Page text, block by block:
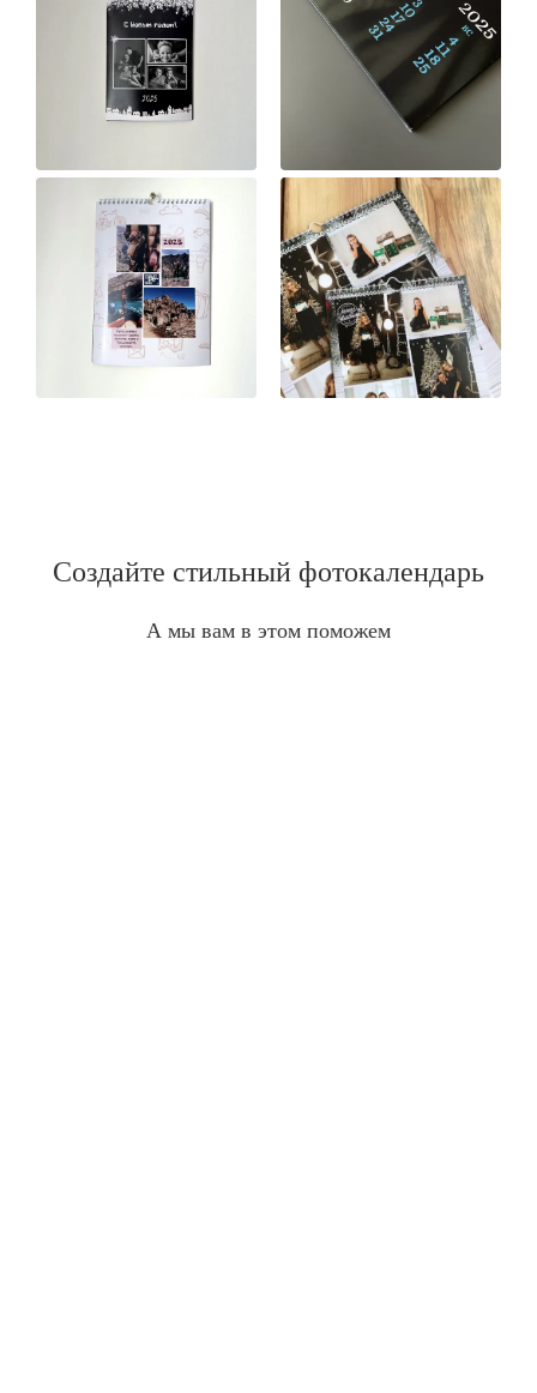
Создайте стильный фотокалендарь
А мы вам в этом поможем